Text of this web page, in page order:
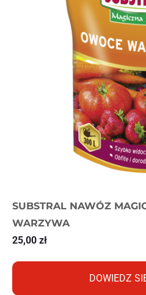
SUBSTRAL NAWÓZ
WARZYWA
25,00 zł
DOWIEDZ